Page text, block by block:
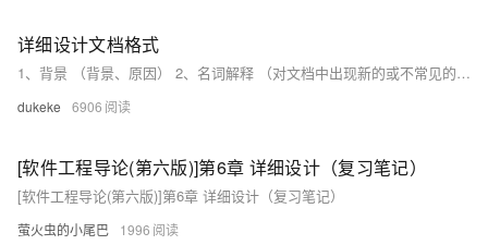
详细设计文档格式
1、背景 （背景、原因） 2、名词解释 （对文档中出现新的或不常见的名词、概念或简略语给出定义和解释） 3、设计目标 3.1、实现的功能 （概要描述要实现的功能，列出要实现的功能点及子功能点，并对每一个功能点进行详细说明。
dukeke 6906
[软件工程导论(第六版)]第6章 详细设计（复习笔记）
[软件工程导论(第六版)]第6章 详细设计（复习笔记）
萤火虫的小尾巴 1996